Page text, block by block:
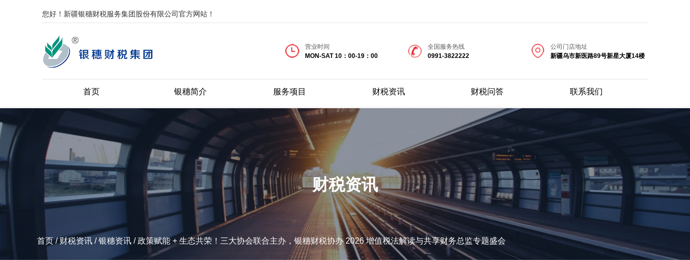
您好！新疆银穗财税服务集团股份有限公司官方网站！
营业时间
MON-SAT 10：00-19：00
全国服务热线
0991-3822222
公司门店地址
新疆乌市新医路89号新星大厦14楼
首页 银穗简介 服务项目 财税资讯 财税问答 联系我们
财税资讯
首页/财税资讯 /银穗资讯 /政策赋能 + 生态共荣！三大协会联合主办，银穗财税协办 2026 增值税法解读与共享财务总监专题盛会